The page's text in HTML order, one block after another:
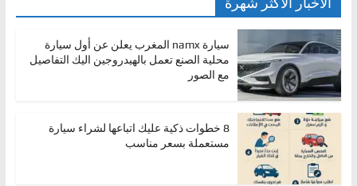
سيارة namx المغرب يعلن عن أول سيارة
محلية الصنع تعمل بالهيدروجين اليك التفاصيل
مع الصور
8 خطوات ذكية عليك اتباعها لشراء سيارة
مستعملة بسعر مناسب